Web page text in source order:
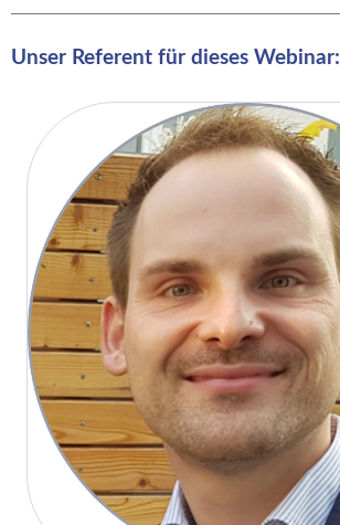
Unser Referent für dieses Webinar: